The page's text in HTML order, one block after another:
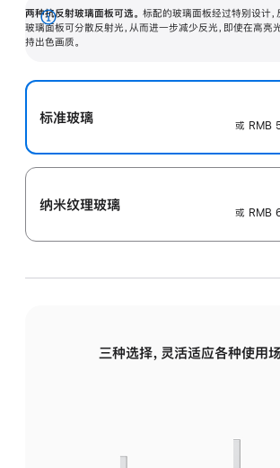
两种抗反射玻璃面板可选。 标配的玻璃面板经过特别设计，
玻璃面板可分散反射光，从而进一步减少反光，即使在高亮
持出色画质。
展
开
标准玻璃
或 RMB
纳米纹理玻璃
或 RMB
三种选择，灵活适应各种使用场